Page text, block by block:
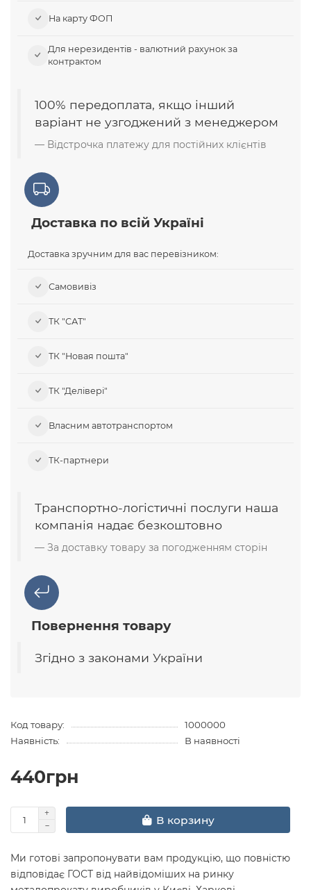
На карту ФОП
Для нерезидентів - валютний рахунок за
контрактом
100% передоплата, якщо інший
варіант не узгоджений з менеджером
Відстрочка платежу для постійних клієнтів
Доставка по всій Україні
Доставка зручним для вас перевізником:
Самовивіз​
ТК "САТ"
ТК "Новая пошта"
ТК "Делівері"
Власним автотранспортом
ТК-партнери
Транспортно-логістичні послуги наша
компанія надає безкоштовно
За доставку товару за погодженням сторін
Повернення товару
Згідно з законами України
Код товару:
1000000
Наявність:
В наявності
440грн
В корзину
Ми готові запропонувати вам продукцію, що повністю
відповідає ГОСТ від найвідоміших на ринку